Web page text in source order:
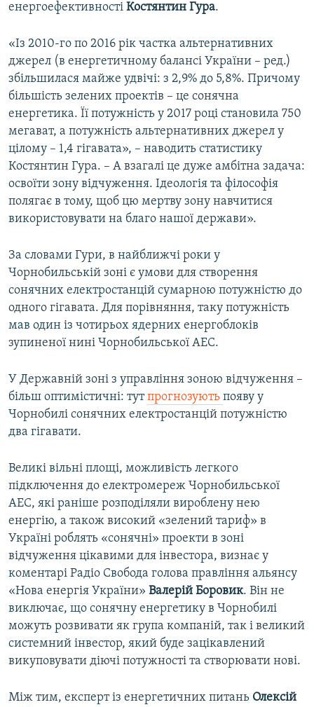
енергоефективності Костянтин Гура.
«Із 2010-го по 2016 рік частка альтернативних
джерел (в енергетичному балансі України – ред.)
збільшилася майже удвічі: з 2,9% до 5,8%. Причому
більшість зелених проектів – це сонячна
енергетика. Її потужність у 2017 році становила 750
мегават, а потужність альтернативних джерел у
цілому – 1,4 гігавата», – наводить статистику
Костянтин Гура. – А взагалі це дуже амбітна задача:
освоїти зону відчуження. Ідеологія та філософія
полягає в тому, щоб цю мертву зону навчитися
використовувати на благо нашої держави».
За словами Гури, в найближчі роки у
Чорнобильській зоні є умови для створення
сонячних електростанцій сумарною потужністю до
одного гігавата. Для порівняння, таку потужність
мав один із чотирьох ядерних енергоблоків
зупиненої нині Чорнобильської АЕС.
У Державній зоні з управління зоною відчуження –
більш оптимістичні: тутпрогнозують появу у
Чорнобилі сонячних електростанцій потужністю
два гігавати.
Великі вільні площі, можливість легкого
підключення до електромереж Чорнобильської
АЕС, які раніше розподіляли вироблену нею
енергію, а також високий «зелений тариф» в
Україні роблять «сонячні» проекти в зоні
відчуження цікавими для інвестора, визнає у
коментарі Радіо Свобода голова правління альянсу
«Нова енергія України» Валерій Боровик. Він не
виключає, що сонячну енергетику в Чорнобилі
можуть розвивати як група компаній, так і великий
системний інвестор, який буде зацікавлений
викуповувати діючі потужності та створювати нові.
Між тим, експерт із енергетичних питань Олексій